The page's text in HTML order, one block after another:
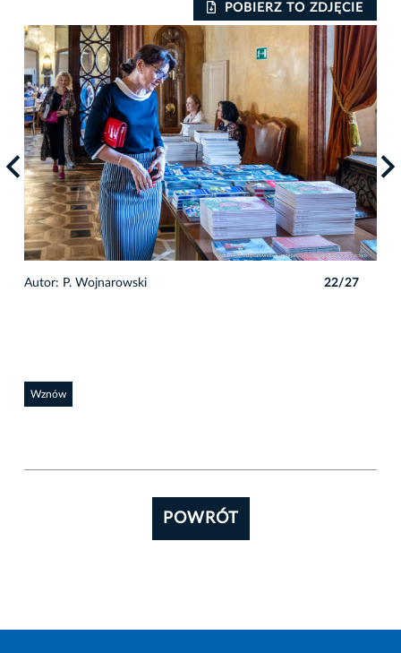
POBIERZ TO ZDJĘCIE
Autor: P. Wojnarowski 22/27
Wznów
POWRÓT